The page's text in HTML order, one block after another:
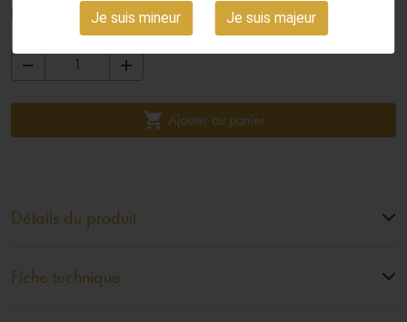
Je suis mineur Je suis majeur
Robe rose brillant. Bouquet discret et délicat, vin sec sans acidité.
 
 Ajouter au panier
Détails du produit
Fiche technique